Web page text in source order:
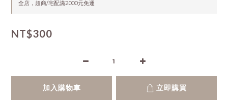
全店，超商/宅配滿2000元免運
NT$300
加入購物車 立即購買